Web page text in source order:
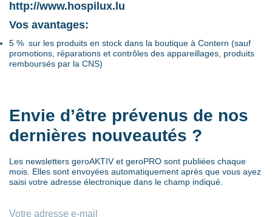
http://www.hospilux.lu
Vos avantages:
5 % sur les produits en stock dans la boutique à Contern (sauf
promotions, réparations et contrôles des appareillages, produits
remboursés par la CNS)
Envie d’être prévenus de nos
dernières nouveautés ?
Les newsletters geroAKTIV et geroPRO sont publiées chaque
mois. Elles sont envoyées automatiquement après que vous ayez
saisi votre adresse électronique dans le champ indiqué.